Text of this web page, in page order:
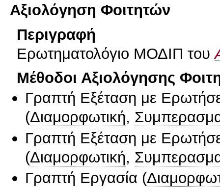
Αξιολόγηση Φοιτητών
Περιγραφή
Ερωτηματολόγιο ΜΟΔΙΠ του
Μέθοδοι Αξιολόγησης
Γραπτή Εξέταση με
(Διαμορφωτική,
Γραπτή Εξέταση με
(Διαμορφωτική,
Γραπτή Εργασία (